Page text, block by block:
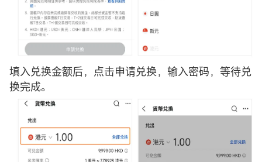
填入兑换金额后，点击申请兑换，输入密码，等待兑
换完成。